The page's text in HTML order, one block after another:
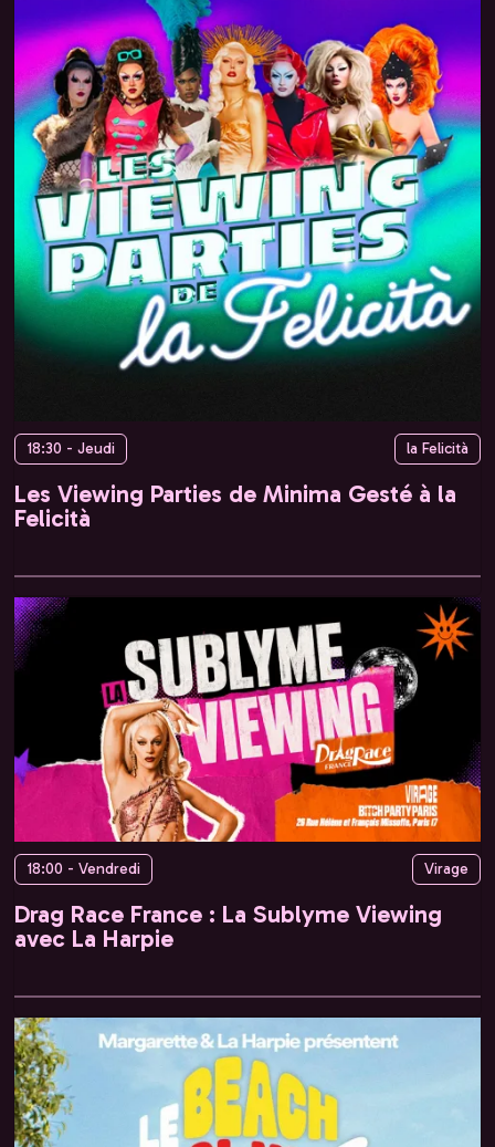
18:30 - Jeudi la Felicità
Les Viewing Parties de Minima Gesté à la
Felicità
18:00 - Vendredi Virage
Drag Race France : La Sublyme Viewing
avec La Harpie